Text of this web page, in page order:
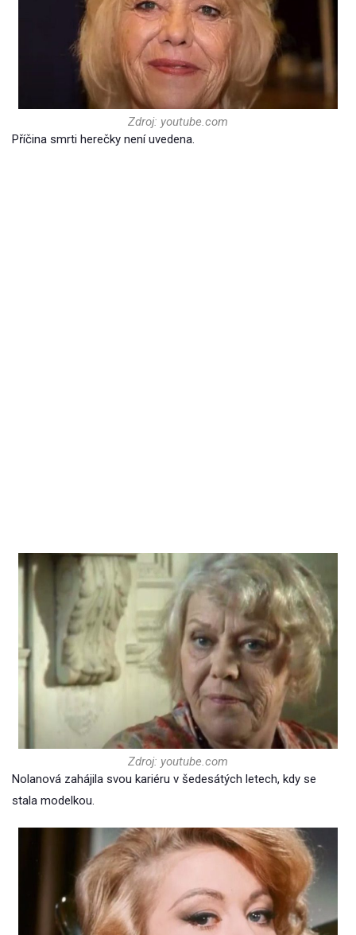
Zdroj: youtube.com
Příčina smrti herečky není uvedena.
Zdroj: youtube.com
Nolanová zahájila svou kariéru v šedesátých letech, kdy se
stala modelkou.